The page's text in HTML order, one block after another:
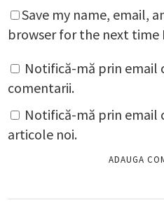
Save my name, email,
browser for the next time
Notifică-mă prin email
comentarii.
Notifică-mă prin email
articole noi.